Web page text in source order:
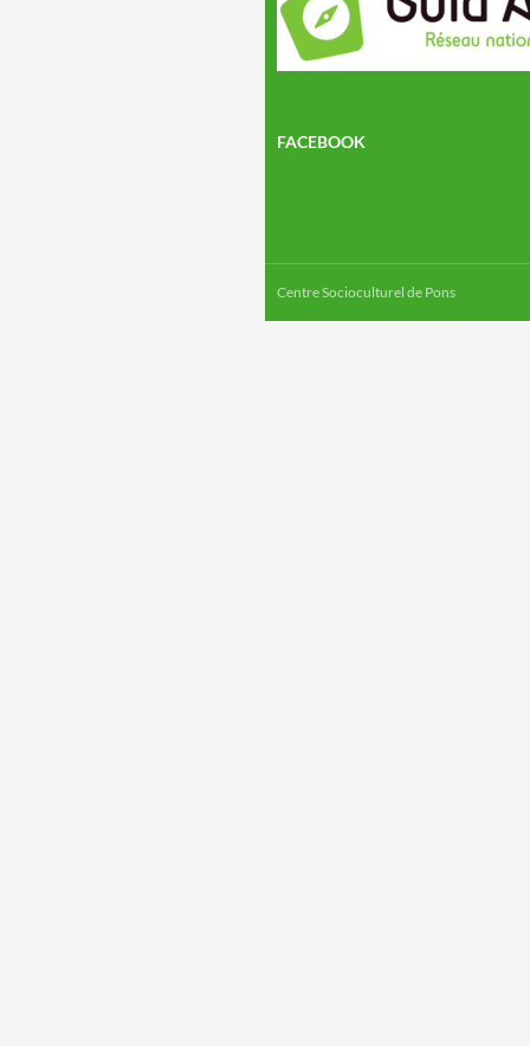
FACEBOOK
Centre Socioculturel de Pons